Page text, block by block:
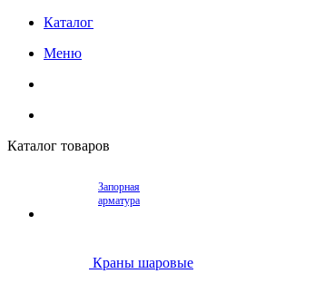
Каталог
Меню
Каталог товаров
Запорная
арматура
Краны шаровые